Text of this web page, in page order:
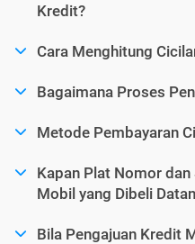
Kredit?
Cara Menghitung
Bagaimana Proses
Metode Pembayaran
Kapan Plat Nomor
Mobil yang Dibeli
Bila Pengajuan Kredit